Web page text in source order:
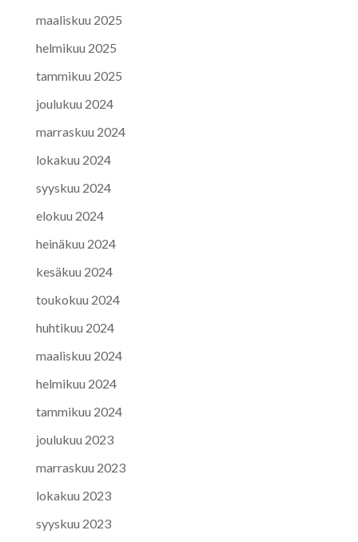
maaliskuu 2025
helmikuu 2025
tammikuu 2025
joulukuu 2024
marraskuu 2024
lokakuu 2024
syyskuu 2024
elokuu 2024
heinäkuu 2024
kesäkuu 2024
toukokuu 2024
huhtikuu 2024
maaliskuu 2024
helmikuu 2024
tammikuu 2024
joulukuu 2023
marraskuu 2023
lokakuu 2023
syyskuu 2023